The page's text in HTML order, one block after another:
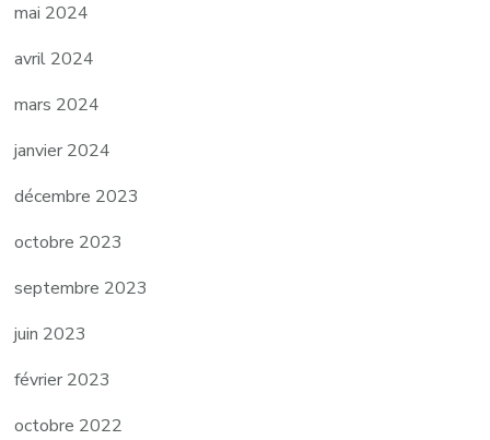
mai 2024
avril 2024
mars 2024
janvier 2024
décembre 2023
octobre 2023
septembre 2023
juin 2023
février 2023
octobre 2022